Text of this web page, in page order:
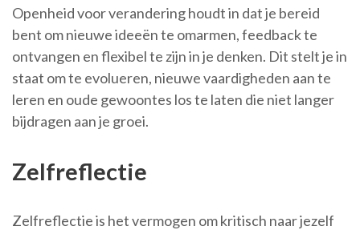
Openheid voor verandering houdt in dat je bereid
bent om nieuwe ideeën te omarmen, feedback te
ontvangen en flexibel te zijn in je denken. Dit stelt je in
staat om te evolueren, nieuwe vaardigheden aan te
leren en oude gewoontes los te laten die niet langer
bijdragen aan je groei.
Zelfreflectie
Zelfreflectie is het vermogen om kritisch naar jezelf